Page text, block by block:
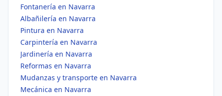
Fontanería en Navarra
Albañilería en Navarra
Pintura en Navarra
Carpintería en Navarra
Jardinería en Navarra
Reformas en Navarra
Mudanzas y transporte en Navarra
Mecánica en Navarra